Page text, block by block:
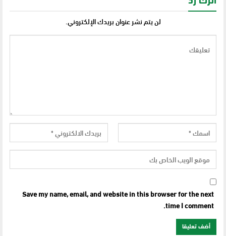
لن يتم نشر عنوان بريدك الإلكتروني.
Save my name, email, and website in this browser for the next
time I comment.